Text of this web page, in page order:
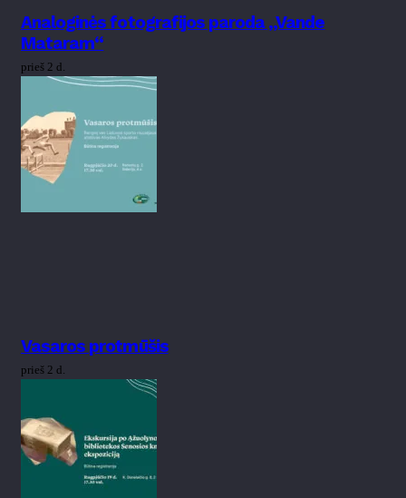
Analoginės fotografijos paroda „Vande
Mataram“
prieš 2 d.
Vasaros protmūšis
prieš 2 d.